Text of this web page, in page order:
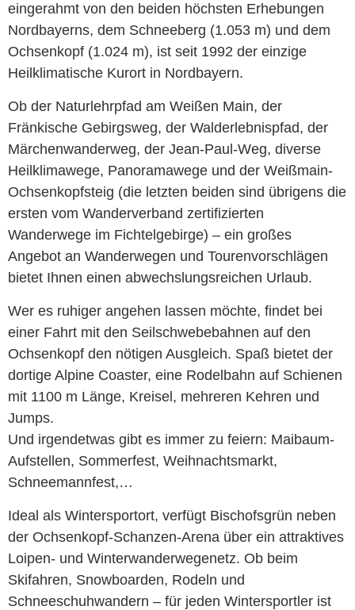
eingerahmt von den beiden höchsten Erhebungen
Nordbayerns, dem Schneeberg (1.053 m) und dem
Ochsenkopf (1.024 m), ist seit 1992 der einzige
Heilklimatische Kurort in Nordbayern.
Ob der Naturlehrpfad am Weißen Main, der
Fränkische Gebirgsweg, der Walderlebnispfad, der
Märchenwanderweg, der Jean-Paul-Weg, diverse
Heilklimawege, Panoramawege und der Weißmain-
Ochsenkopfsteig (die letzten beiden sind übrigens die
ersten vom Wanderverband zertifizierten
Wanderwege im Fichtelgebirge) – ein großes
Angebot an Wanderwegen und Tourenvorschlägen
bietet Ihnen einen abwechslungsreichen Urlaub.
Wer es ruhiger angehen lassen möchte, findet bei
einer Fahrt mit den Seilschwebebahnen auf den
Ochsenkopf den nötigen Ausgleich. Spaß bietet der
dortige Alpine Coaster, eine Rodelbahn auf Schienen
mit 1100 m Länge, Kreisel, mehreren Kehren und
Jumps.
Und irgendetwas gibt es immer zu feiern: Maibaum-
Aufstellen, Sommerfest, Weihnachtsmarkt,
Schneemannfest,…
Ideal als Wintersportort, verfügt Bischofsgrün neben
der Ochsenkopf-Schanzen-Arena über ein attraktives
Loipen- und Winterwanderwegenetz. Ob beim
Skifahren, Snowboarden, Rodeln und
Schneeschuhwandern – für jeden Wintersportler ist